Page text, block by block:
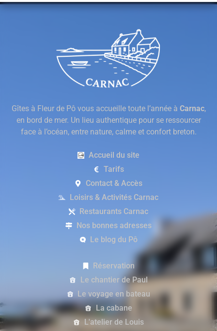
Gîtes à Fleur de Pô vous accueille toute l’année à Carnac,
en bord de mer. Un lieu authentique pour se ressourcer
face à l’océan, entre nature, calme et confort breton.
Accueil du site
Tarifs
Contact & Accès
Loisirs & Activités Carnac
Restaurants Carnac
Nos bonnes adresses
Le blog du Pô
Réservation
Le chantier de Paul
Le voyage en bateau
La cabane
L'atelier de Louis